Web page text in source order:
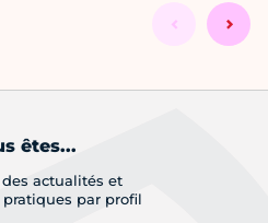
êtes...
actualités et
par profil